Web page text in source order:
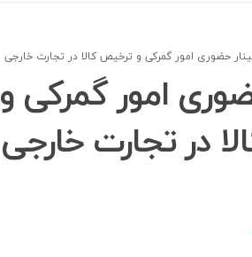
حضوری امور گمرکی و ترخیص کالا در تجارت خارجی
امور گمرکی و
در تجارت خارجی